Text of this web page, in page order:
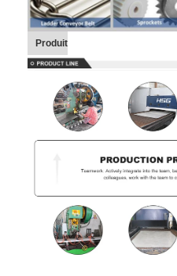
Produit